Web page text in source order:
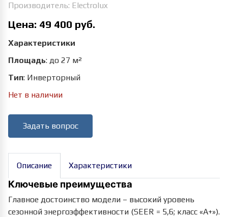
Производитель: Electrolux
Цена: 49 400 руб.
Характеристики
Площадь: до 27 м²
Тип: Инверторный
Нет в наличии
Задать вопрос
Описание Характеристики
Ключевые преимущества
Главное достоинство модели – высокий уровень
сезонной энергоэффективности (SEER = 5,6; класс «А+»).